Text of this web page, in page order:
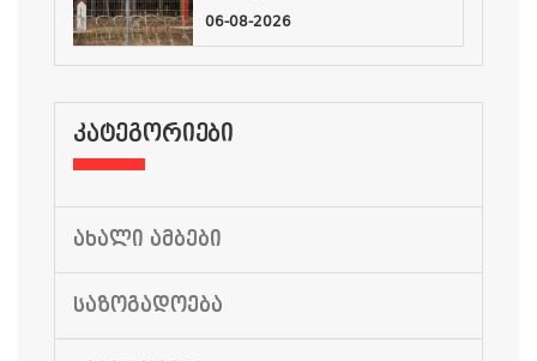
06-08-2026
ᲙᲐᲢᲔᲒᲝᲠᲘᲔᲑᲘ
ᲐᲮᲐᲚᲘ ᲐᲛᲑᲔᲑᲘ
ᲡᲐᲖᲝᲒᲐᲓᲝᲔᲑᲐ